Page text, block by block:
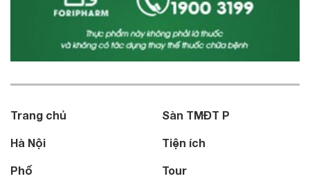
Trang chủ
Hà Nội
Phố
Sàn TMĐT P
Tiện ích
Tour